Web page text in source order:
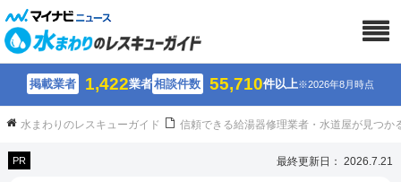
掲載業者 1,422業者相談件数 55,710件以上※2026年8月時点
水まわりのレスキューガイド 信頼できる給湯器修理業者・水道屋が見つか
PR 最終更新日： 2026.7.21